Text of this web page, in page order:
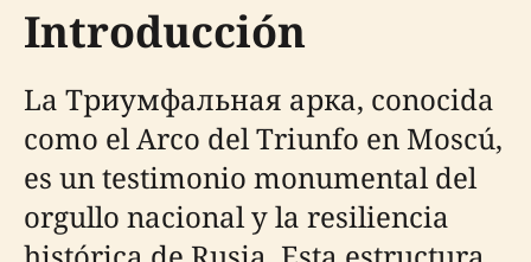
Introducción
La Триумфальная арка, conocida
como el Arco del Triunfo en Moscú,
es un testimonio monumental del
orgullo nacional y la resiliencia